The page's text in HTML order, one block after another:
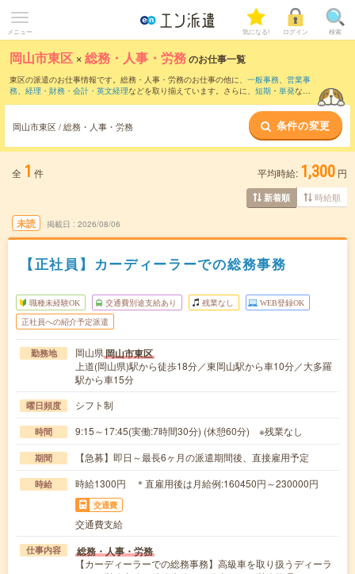
メニュー 気になる! ログイン 検索
岡山市東区 ×総務・人事・労務のお仕事一覧
東区の派遣のお仕事情報です。総務・人事・労務のお仕事の他に、 一般事務、 営業事
務、 経理・財務・会計・英文経理などを取り揃えています。さらに、 短期 ・ 単発など
岡山市東区 / 総務・人事・労務 条件の変更
全 1 件 平均時給: 1,300 円
新着順 時給順
未読 掲載日 2026/08/06
【正社員】カーディーラーでの総務事務
職種未経験OK 交通費別途支給あり 残業なし WEB登録OK
正社員への紹介予定派遣
勤務地 岡山県岡山市東区
上道(岡山県)駅から徒歩18分／東岡山駅から車10分／大多羅
駅から車15分
曜日頻度 シフト制
時間 9:15～17:45(実働:7時間30分) (休憩60分) ※残業なし
期間 【急募】即日～最長6ヶ月の派遣期間後、直接雇用予定
時給 時給1300円 ＊直雇用後は月給例:160450円～230000円
交通費
交通費支給
仕事内容 総務・人事・労務
【カーディーラーでの総務事務】高級車を取り扱うディーラ